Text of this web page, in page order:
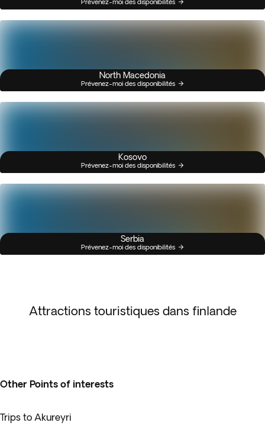
North Macedonia
Prévenez-moi des disponibilités
Kosovo
Prévenez-moi des disponibilités
Serbia
Prévenez-moi des disponibilités
Attractions touristiques dans finlande
Other Points of interests
Trips to Akureyri